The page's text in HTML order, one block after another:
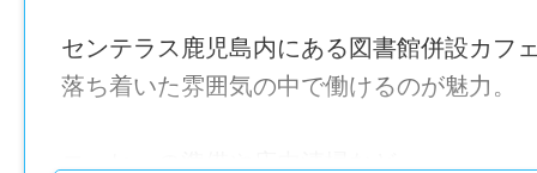
センテラス鹿児島内にある図書館併設カフ
落ち着いた雰囲気の中で働けるのが魅力。